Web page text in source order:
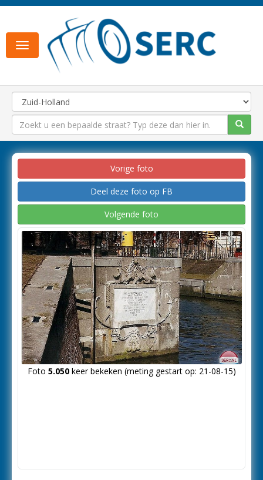
Toggle
navigation
Vorige foto
Deel deze foto op FB
Volgende foto
Foto 5.050keer bekeken (meting gestart op: 21-08-15)